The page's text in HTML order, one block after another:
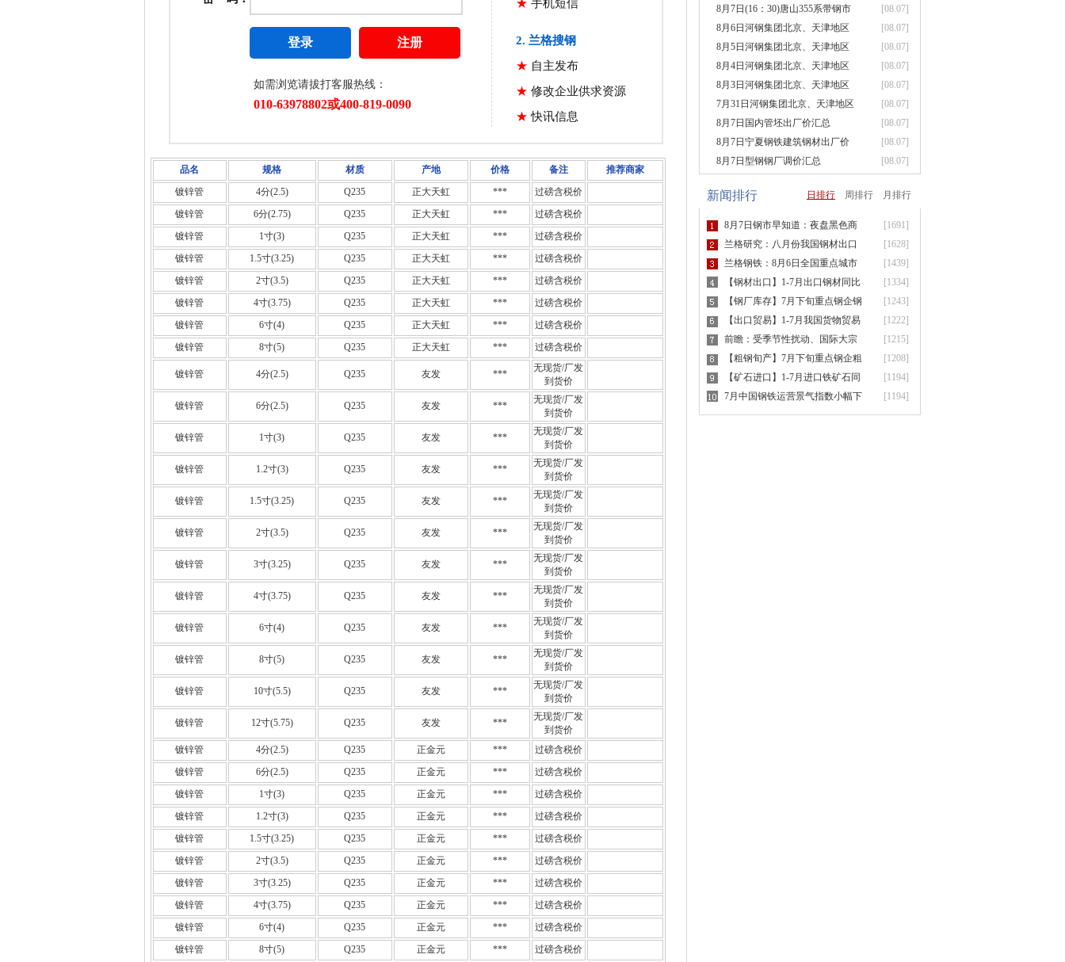
品名 规格 材质 产地 价格 备注
推荐商家
镀锌管
4分(2.5) Q235 正大天虹 ***
过磅含税价
镀锌管
6分(2.75) Q235 正大天虹 ***
过磅含税价
镀锌管
1寸(3) Q235 正大天虹 ***
过磅含税价
镀锌管
1.5寸(3.25) Q235 正大天虹 ***
过磅含税价
镀锌管
2寸(3.5) Q235 正大天虹 ***
过磅含税价
镀锌管
4寸(3.75) Q235 正大天虹 ***
过磅含税价
镀锌管
6寸(4) Q235 正大天虹 ***
过磅含税价
镀锌管
8寸(5) Q235 正大天虹 *** 过磅含税价
镀锌管 4分(2.5) Q235 友发 ***
无现货/厂发
到货价
镀锌管 6分(2.5) Q235 友发 ***
无现货/厂发
到货价
镀锌管 1寸(3) Q235 友发 ***
无现货/厂发
到货价
镀锌管 1.2寸(3) Q235 友发 ***
无现货/厂发
到货价
镀锌管 1.5寸(3.25) Q235 友发 ***
无现货/厂发
到货价
镀锌管 2寸(3.5) Q235 友发 ***
无现货/厂发
到货价
镀锌管 3寸(3.25) Q235 友发 ***
无现货/厂发
到货价
镀锌管 4寸(3.75) Q235 友发 ***
无现货/厂发
到货价
镀锌管 6寸(4) Q235 友发 ***
无现货/厂发
到货价
镀锌管 8寸(5) Q235 友发 ***
无现货/厂发
到货价
镀锌管 10寸(5.5) Q235 友发 ***
无现货/厂发
到货价
镀锌管 12寸(5.75) Q235 友发 ***
无现货/厂发
到货价
镀锌管
4分(2.5) Q235 正金元 ***
过磅含税价
镀锌管
6分(2.5) Q235 正金元 ***
过磅含税价
镀锌管
1寸(3) Q235 正金元 ***
过磅含税价
镀锌管
1.2寸(3) Q235 正金元 ***
过磅含税价
镀锌管
1.5寸(3.25) Q235 正金元 ***
过磅含税价
镀锌管
2寸(3.5) Q235 正金元 ***
过磅含税价
镀锌管
3寸(3.25) Q235 正金元 ***
过磅含税价
镀锌管
4寸(3.75) Q235 正金元 ***
过磅含税价
镀锌管
6寸(4) Q235 正金元 ***
过磅含税价
镀锌管
8寸(5) Q235 正金元 *** 过磅含税价